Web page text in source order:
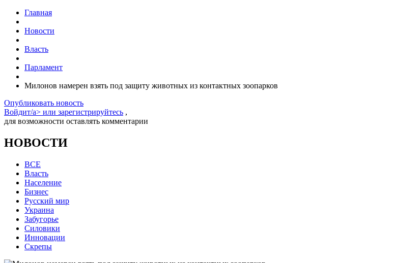
Главная
Новости
Власть
Парламент
Милонов намерен взять под защиту животных из контактных зоопарков
Опубликовать новость
Войдит/a> или зарегистрируйтесь ,
для возможности оставлять комментарии
НОВОСТИ
ВСЕ
Власть
Население
Бизнес
Русский мир
Украина
Забугорье
Силовики
Инновации
Скрепы